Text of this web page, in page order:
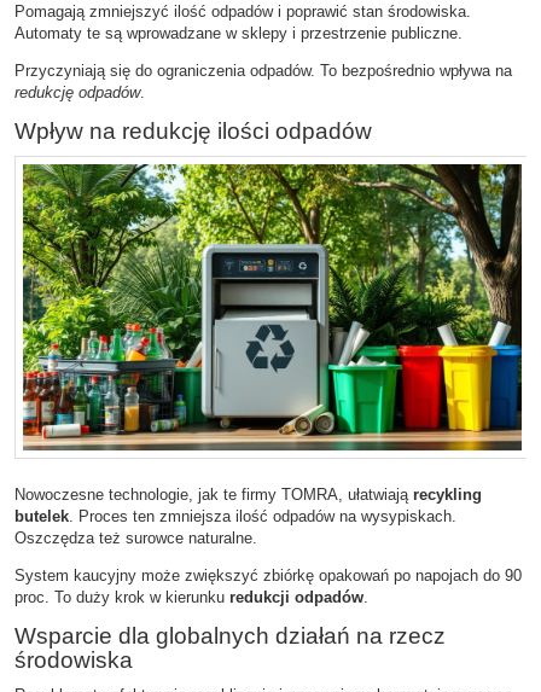
Pomagają zmniejszyć ilość odpadów i poprawić stan środowiska.
Automaty te są wprowadzane w sklepy i przestrzenie publiczne.
Przyczyniają się do ograniczenia odpadów. To bezpośrednio wpływa na
redukcję odpadów.
Wpływ na redukcję ilości odpadów
Nowoczesne technologie, jak te firmy TOMRA, ułatwiają recykling
butelek . Proces ten zmniejsza ilość odpadów na wysypiskach.
Oszczędza też surowce naturalne.
System kaucyjny może zwiększyć zbiórkę opakowań po napojach do 90
proc. To duży krok w kierunku redukcji odpadów.
Wsparcie dla globalnych działań na rzecz
środowiska